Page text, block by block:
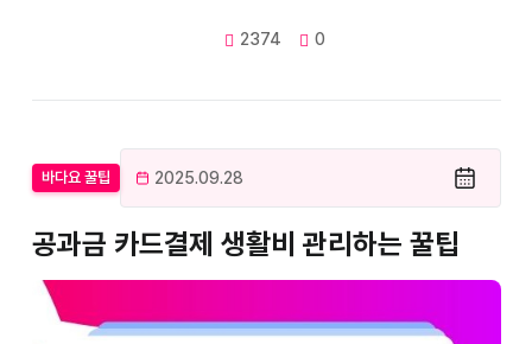
2374 0
바다요 꿀팁 2025.09.28
공과금 카드결제 생활비 관리하는 꿀팁